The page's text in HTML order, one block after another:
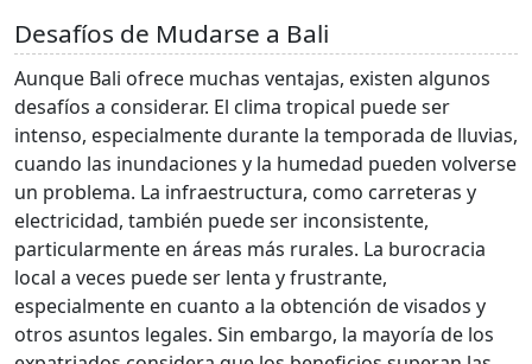
Desafíos de Mudarse a Bali
Aunque Bali ofrece muchas ventajas, existen algunos
desafíos a considerar. El clima tropical puede ser
intenso, especialmente durante la temporada de lluvias,
cuando las inundaciones y la humedad pueden volverse
un problema. La infraestructura, como carreteras y
electricidad, también puede ser inconsistente,
particularmente en áreas más rurales. La burocracia
local a veces puede ser lenta y frustrante,
especialmente en cuanto a la obtención de visados y
otros asuntos legales. Sin embargo, la mayoría de los